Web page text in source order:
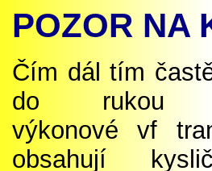
POZOR NA
Čím dál tím
do rukou
výkonové vf
obsahují